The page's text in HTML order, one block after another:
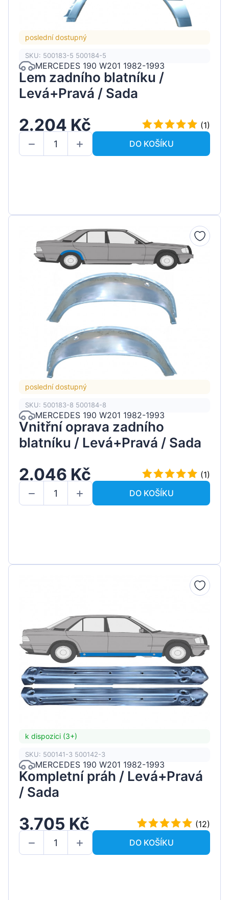
poslední dostupný
SKU: 500183-5 500184-5
MERCEDES 190 W201 1982-1993
Lem zadního blatníku /
Levá+Pravá / Sada
2.204 Kč
(1)
DO KOŠÍKU
poslední dostupný
SKU: 500183-8 500184-8
MERCEDES 190 W201 1982-1993
Vnitřní oprava zadního
blatníku / Levá+Pravá / Sada
2.046 Kč
(1)
DO KOŠÍKU
k dispozici (3+)
SKU: 500141-3 500142-3
MERCEDES 190 W201 1982-1993
Kompletní práh / Levá+Pravá
/ Sada
3.705 Kč
(12)
DO KOŠÍKU